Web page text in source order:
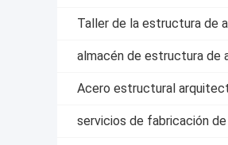
Taller de la estructura de
almacén de estructura de
Acero estructural
servicios de fabricación